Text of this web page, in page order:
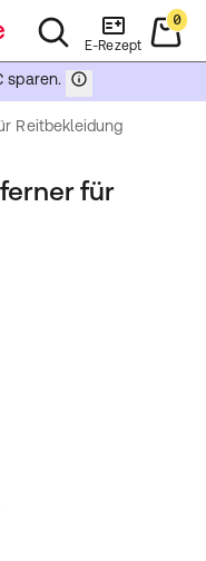
E-Rezept
0
sparen.
Reitbekleidung
für